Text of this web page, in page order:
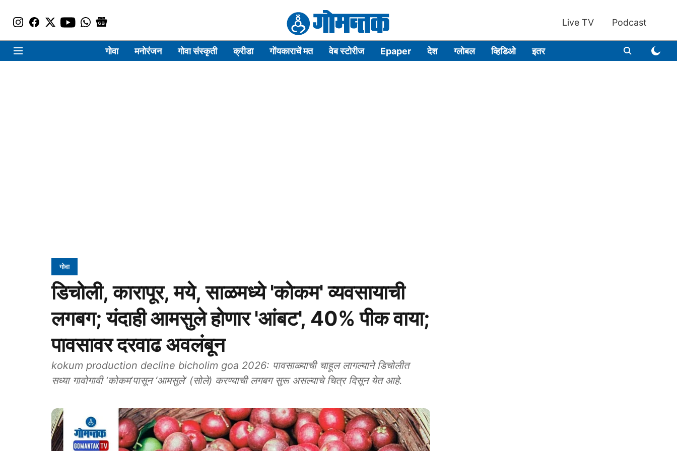
Live TV Podcast
गोवा मनोरंजन गोवा संस्कृती क्रीडा गोंयकाराचें मत वेब स्टोरीज Epaper देश ग्लोबल व्हिडिओ इतर
गोवा
डिचोली, कारापूर, मये, साळमध्ये 'कोकम' व्यवसायाची
लगबग; यंदाही आमसुले होणार 'आंबट', 40% पीक वाया;
पावसावर दरवाढ अवलंबून
kokum production decline bicholim goa 2026: पावसाळ्याची चाहूल लागल्याने डिचोलीत
सध्या गावोगावी ‘कोकम’पासून ‘आमसुले’ (सोले) करण्याची लगबग सुरू असल्याचे चित्र दिसून येत आहे.